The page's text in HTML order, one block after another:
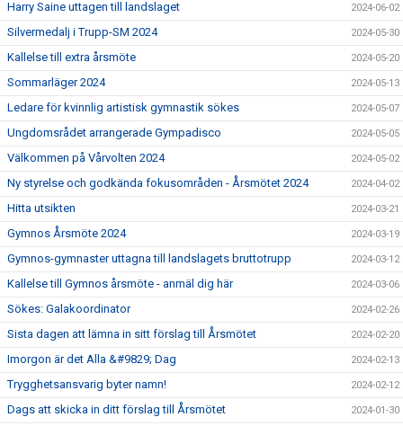
Harry Saine uttagen till landslaget 2024-06-02
Silvermedalj i Trupp-SM 2024 2024-05-30
Kallelse till extra årsmöte 2024-05-20
Sommarläger 2024 2024-05-13
Ledare för kvinnlig artistisk gymnastik sökes 2024-05-07
Ungdomsrådet arrangerade Gympadisco 2024-05-05
Välkommen på Vårvolten 2024 2024-05-02
Ny styrelse och godkända fokusområden - Årsmötet 2024 2024-04-02
Hitta utsikten 2024-03-21
Gymnos Årsmöte 2024 2024-03-19
Gymnos-gymnaster uttagna till landslagets bruttotrupp 2024-03-12
Kallelse till Gymnos årsmöte - anmäl dig här 2024-03-06
Sökes: Galakoordinator 2024-02-26
Sista dagen att lämna in sitt förslag till Årsmötet 2024-02-20
Imorgon är det Alla &#9829; Dag 2024-02-13
Trygghetsansvarig byter namn! 2024-02-12
Dags att skicka in ditt förslag till Årsmötet 2024-01-30